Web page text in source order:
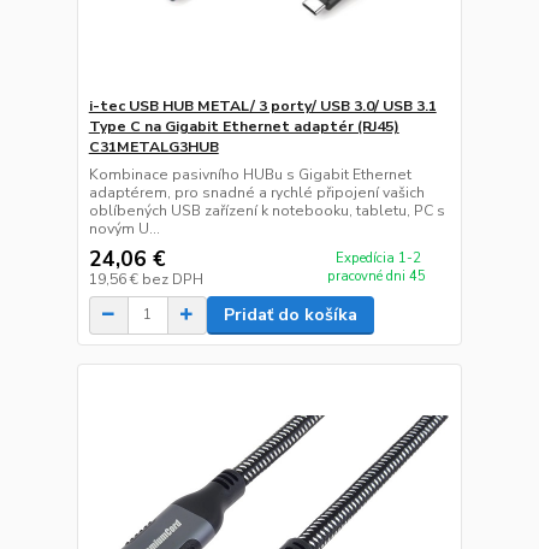
i-tec USB HUB METAL/ 3 porty/ USB 3.0/ USB 3.1
Type C na Gigabit Ethernet adaptér (RJ45)
C31METALG3HUB
Kombinace pasivního HUBu s Gigabit Ethernet
adaptérem, pro snadné a rychlé připojení vašich
oblíbených USB zařízení k notebooku, tabletu, PC s
novým U...
24,06 €
19,56 € bez DPH
Expedícia 1-2
pracovné dni 45
Pridať do košíka